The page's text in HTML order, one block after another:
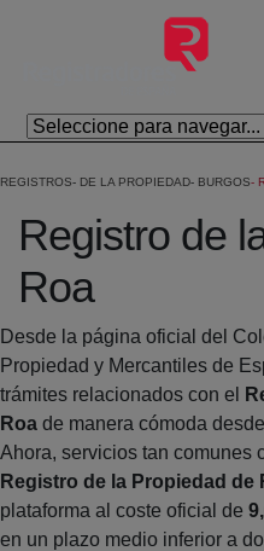
Saltar al contenido principal
REGISTROS DE LA PROPIEDAD BURGOS
Registro de
Roa
Desde la página oficial del
Propiedad y Mercantiles de
trámites relacionados con el
Roa de manera cómoda
Ahora, servicios tan comunes
Registro de la Propiedad de
plataforma al coste oficial de
en un plazo medio inferior a